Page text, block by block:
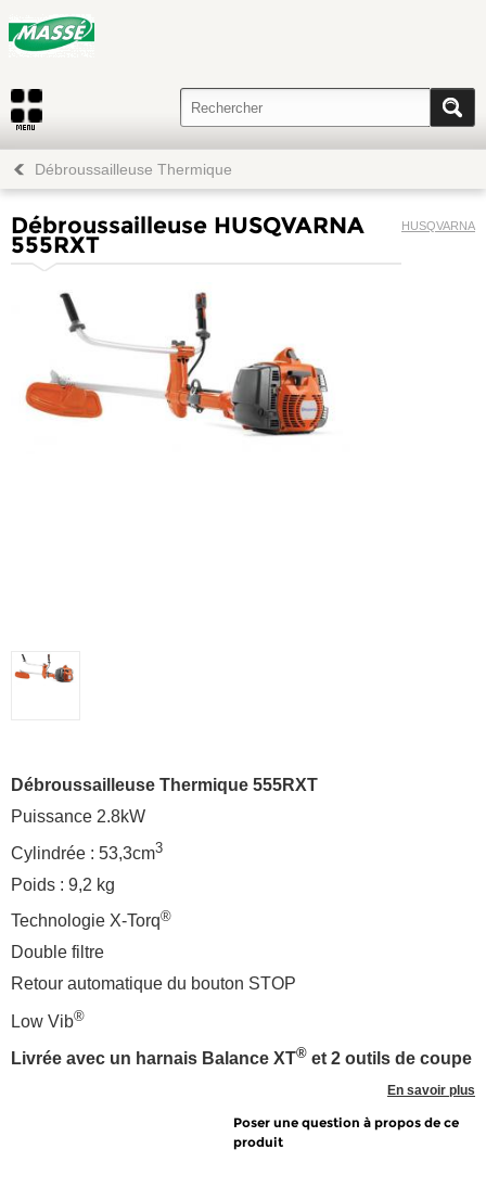
Débroussailleuse Thermique
HUSQVARNA
Débroussailleuse HUSQVARNA
555RXT
Débroussailleuse Thermique 555RXT
Puissance 2.8kW
Cylindrée : 53,3cm3
Poids : 9,2 kg
Technologie X-Torq®
Double filtre
Retour automatique du bouton STOP
Low Vib®
Livrée avec un harnais Balance XT® et 2 outils de coupe
En savoir plus
Poser une question à propos de ce
produit